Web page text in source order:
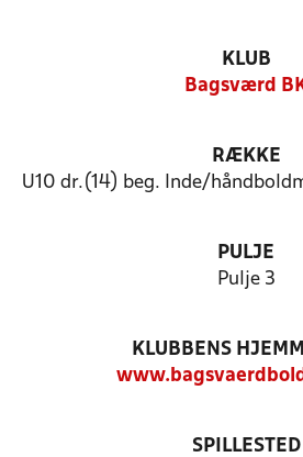
KLUB
Bagsværd
RÆKKE
U10 dr.(14) beg. Inde/
PULJE
Pulje 3
KLUBBENS
SPILLESTED